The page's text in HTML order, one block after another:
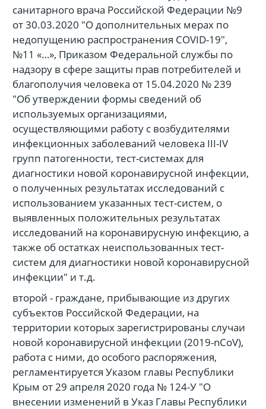
санитарного врача Российской Федерации №9
от 30.03.2020 "О дополнительных мерах по
недопущению распространения COVID-19",
№11 «…», Приказом Федеральной службы по
надзору в сфере защиты прав потребителей и
благополучия человека от 15.04.2020 № 239
"Об утверждении формы сведений об
используемых организациями,
осуществляющими работу с возбудителями
инфекционных заболеваний человека III-IV
групп патогенности, тест-системах для
диагностики новой коронавирусной инфекции,
о полученных результатах исследований с
использованием указанных тест-систем, о
выявленных положительных результатах
исследований на коронавирусную инфекцию, а
также об остатках неиспользованных тест-
систем для диагностики новой коронавирусной
инфекции" и т.д.
второй - граждане, прибывающие из других
субъектов Российской Федерации, на
территории которых зарегистрированы случаи
новой коронавирусной инфекции (2019-nCoV),
работа с ними, до особого распоряжения,
регламентируется Указом главы Республики
Крым от 29 апреля 2020 года № 124-У "О
внесении изменений в Указ Главы Республики